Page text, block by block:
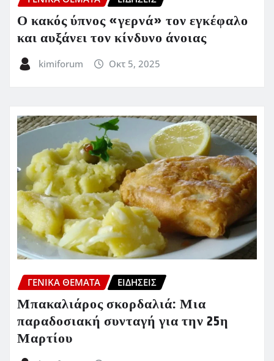
Ο κακός ύπνος «γερνά» τον εγκέφαλο
και αυξάνει τον κίνδυνο άνοιας
kimiforum Οκτ 5, 2025
ΓΕΝΙΚΑ ΘΕΜΑΤΑ ΕΙΔΗΣΕΙΣ
Μπακαλιάρος σκορδαλιά: Μια
παραδοσιακή συνταγή για την 25η
Μαρτίου